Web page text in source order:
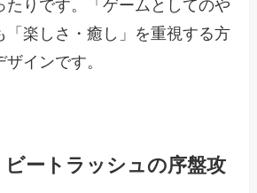
たりです。「ゲームとしてのや
「楽しさ・癒し」を重視する方
インです。
ビートラッシュの序盤攻